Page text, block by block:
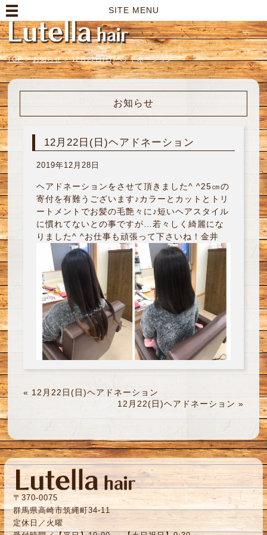
SITE MENU
TOP > お知らせ > 12月22日(日)ヘアドネーション
お知らせ
12月22日(日)ヘアドネーション
2019年12月28日
ヘアドネーションをさせて頂きました^ ^25㎝の
寄付を有難うございます♪カラーとカットとトリ
ートメントでお髪の毛艶々に♪短いヘアスタイル
に慣れてないとの事ですが…若々しく綺麗にな
りました^ ^お仕事も頑張って下さいね！金井
« 12月22日(日)ヘアドネーション
12月22(日)ヘアドネーション »
〒370-0075
群馬県高崎市筑縄町34-11
定休日／火曜